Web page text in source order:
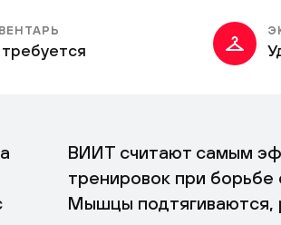
ВИИТ считают самым
тренировок при
Мышцы подтягиваются,